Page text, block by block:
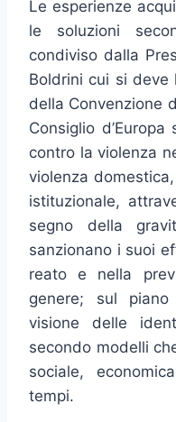
Le esperienze
le soluzioni
condiviso dalla
Boldrini cui si deve
della Convenzione
Consiglio
contro la violenza
violenza
istituzionale,
segno della
sanzionano i suoi
reato e nella
genere; sul
visione delle
secondo modelli
sociale,
tempi.